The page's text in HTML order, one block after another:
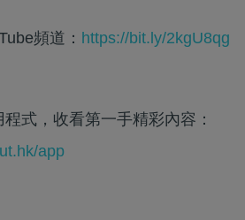
頻道： https://bit.ly/2kgU8qg
式，收看第一手精彩內容：
app